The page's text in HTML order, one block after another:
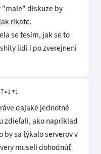
"male" diskuze by
rikate.
se tesim, jak se to
lidi i po zverejneni
▲1 ▼1
dajaké jednotné
zdieľali, ako napríklad
by sa týkalo serverov v
museli dohodnúť